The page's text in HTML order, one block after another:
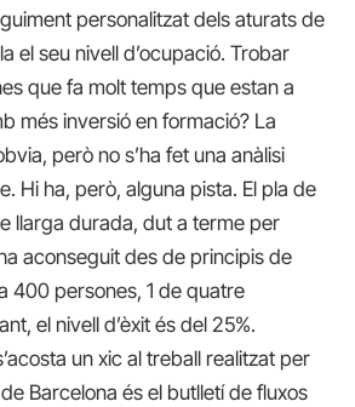
personalitzat dels aturats de
el seu nivell d’ocupació. Trobar
que fa molt temps que estan a
més inversió en formació? La
però no s’ha fet una anàlisi
Hi ha, però, alguna pista. El pla de
llarga durada, dut a terme per
aconseguit des de principis de
400 persones, 1 de quatre
el nivell d’èxit és del 25%.
un xic al treball realitzat per
Barcelona és el butlletí de fluxos